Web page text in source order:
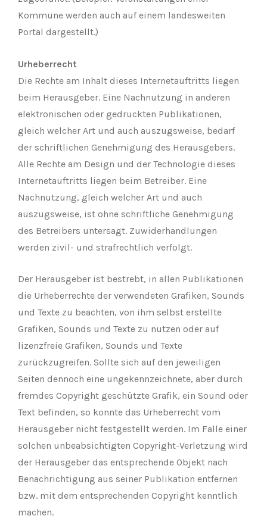
Kommune werden auch auf einem landesweiten
Portal dargestellt.)
Urheberrecht
Die Rechte am Inhalt dieses Internetauftritts liegen
beim Herausgeber. Eine Nachnutzung in anderen
elektronischen oder gedruckten Publikationen,
gleich welcher Art und auch auszugsweise, bedarf
der schriftlichen Genehmigung des Herausgebers.
Alle Rechte am Design und der Technologie dieses
Internetauftritts liegen beim Betreiber. Eine
Nachnutzung, gleich welcher Art und auch
auszugsweise, ist ohne schriftliche Genehmigung
des Betreibers untersagt. Zuwiderhandlungen
werden zivil- und strafrechtlich verfolgt.
Der Herausgeber ist bestrebt, in allen Publikationen
die Urheberrechte der verwendeten Grafiken, Sounds
und Texte zu beachten, von ihm selbst erstellte
Grafiken, Sounds und Texte zu nutzen oder auf
lizenzfreie Grafiken, Sounds und Texte
zurückzugreifen. Sollte sich auf den jeweiligen
Seiten dennoch eine ungekennzeichnete, aber durch
fremdes Copyright geschützte Grafik, ein Sound oder
Text befinden, so konnte das Urheberrecht vom
Herausgeber nicht festgestellt werden. Im Falle einer
solchen unbeabsichtigten Copyright-Verletzung wird
der Herausgeber das entsprechende Objekt nach
Benachrichtigung aus seiner Publikation entfernen
bzw. mit dem entsprechenden Copyright kenntlich
machen.